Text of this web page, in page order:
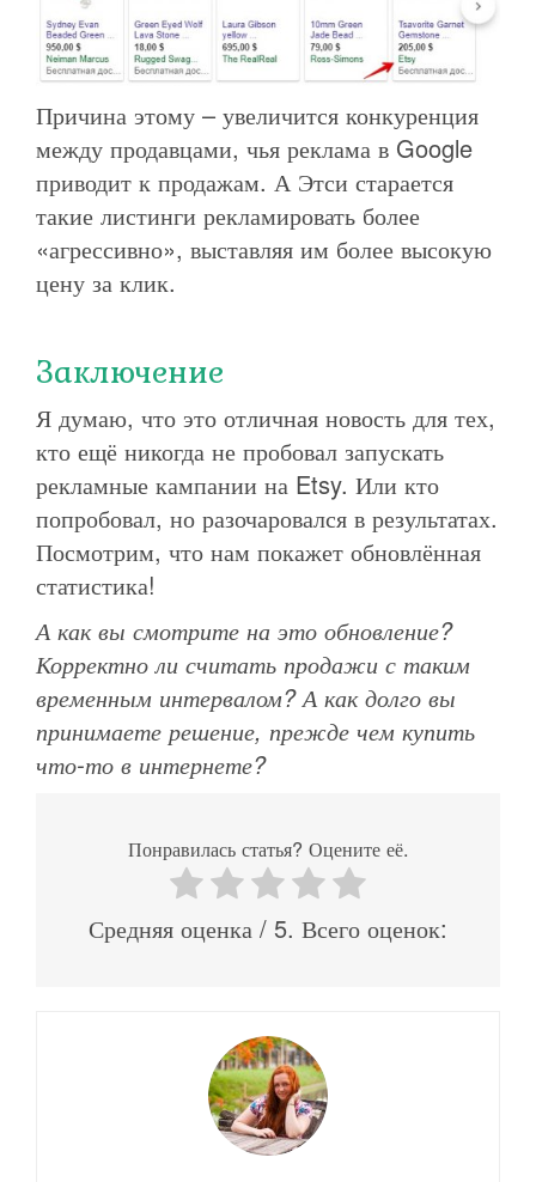
Причина этому – увеличится конкуренция
между продавцами, чья реклама в Google
приводит к продажам. А Этси старается
такие листинги рекламировать более
«агрессивно», выставляя им более высокую
цену за клик.
Заключение
Я думаю, что это отличная новость для тех,
кто ещё никогда не пробовал запускать
рекламные кампании на Etsy. Или кто
попробовал, но разочаровался в результатах.
Посмотрим, что нам покажет обновлённая
статистика!
А как вы смотрите на это обновление?
Корректно ли считать продажи с таким
временным интервалом? А как долго вы
принимаете решение, прежде чем купить
что-то в интернете?
Понравилась статья? Оцените её.
Средняя оценка / 5. Всего оценок: